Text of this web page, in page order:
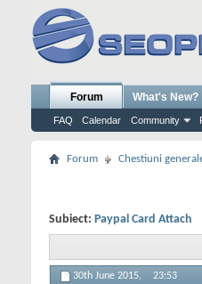
Forum
FAQ Calendar Community
What's New?
Forum Chestiuni
Subiect: Paypal Card Attach
30th June 2015, 23:53